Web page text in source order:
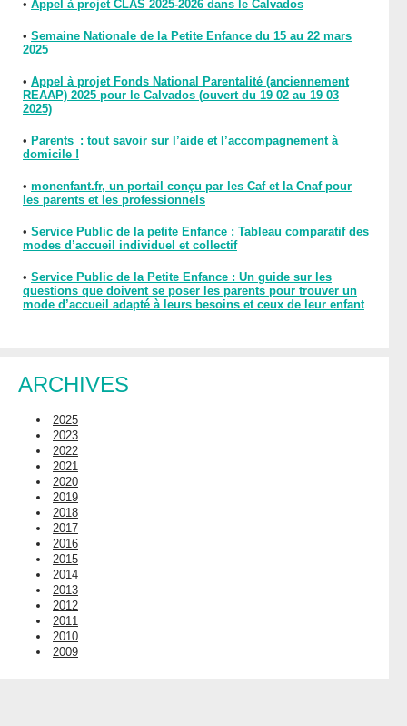
• Appel à projet CLAS 2025-2026 dans le Calvados
• Semaine Nationale de la Petite Enfance du 15 au 22 mars
2025
• Appel à projet Fonds National Parentalité (anciennement
REAAP) 2025 pour le Calvados (ouvert du 19 02 au 19 03
2025)
• Parents : tout savoir sur l’aide et l’accompagnement à
domicile !
• monenfant.fr, un portail conçu par les Caf et la Cnaf pour
les parents et les professionnels
• Service Public de la petite Enfance : Tableau comparatif des
modes d’accueil individuel et collectif
• Service Public de la Petite Enfance : Un guide sur les
questions que doivent se poser les parents pour trouver un
mode d’accueil adapté à leurs besoins et ceux de leur enfant
ARCHIVES
2025
2023
2022
2021
2020
2019
2018
2017
2016
2015
2014
2013
2012
2011
2010
2009